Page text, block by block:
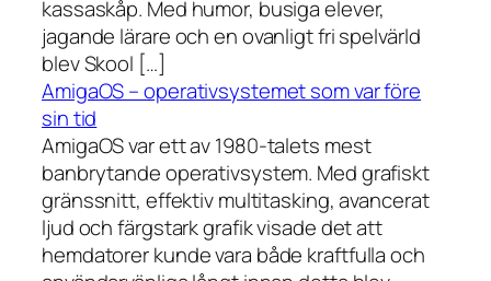
kassaskåp. Med humor, busiga elever,
jagande lärare och en ovanligt fri spelvärld
blev Skool […]
AmigaOS – operativsystemet som var före
sin tid
AmigaOS var ett av 1980-talets mest
banbrytande operativsystem. Med grafiskt
gränssnitt, effektiv multitasking, avancerat
ljud och färgstark grafik visade det att
hemdatorer kunde vara både kraftfulla och